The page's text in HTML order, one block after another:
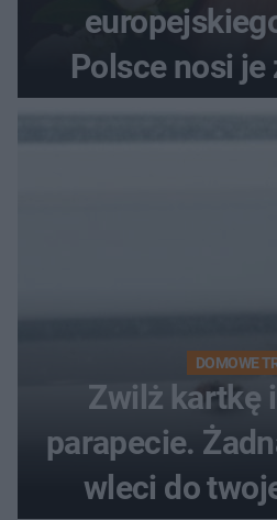
Polsce nosi je
DOMOWE
Zwilż kartkę
parapecie.
wleci do